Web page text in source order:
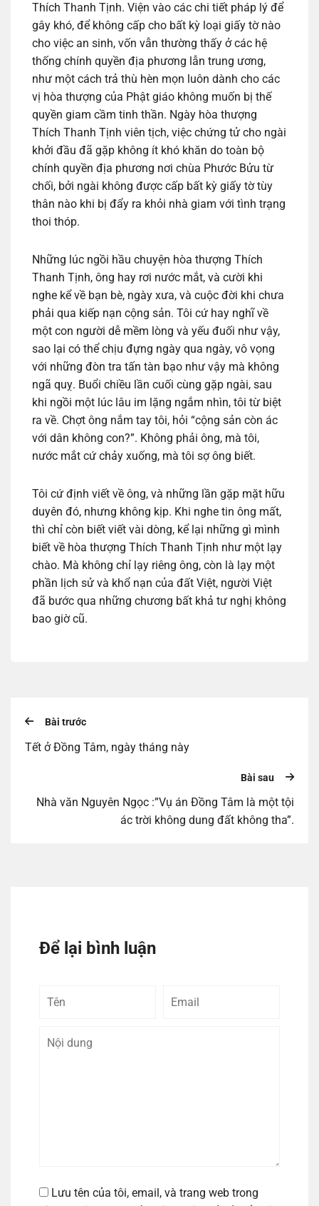
Thích Thanh Tịnh. Viện vào các chi tiết pháp lý để
gây khó, để không cấp cho bất kỳ loại giấy tờ nào
cho việc an sinh, vốn vẫn thường thấy ở các hệ
thống chính quyền địa phương lẫn trung ương,
như một cách trả thù hèn mọn luôn dành cho các
vị hòa thượng của Phật giáo không muốn bị thế
quyền giam cầm tinh thần. Ngày hòa thượng
Thích Thanh Tịnh viên tịch, việc chứng tử cho ngài
khởi đầu đã gặp không ít khó khăn do toàn bộ
chính quyền địa phương nơi chùa Phước Bửu từ
chối, bởi ngài không được cấp bất kỳ giấy tờ tùy
thân nào khi bị đẩy ra khỏi nhà giam với tình trạng
thoi thóp.
Những lúc ngồi hầu chuyện hòa thượng Thích
Thanh Tịnh, ông hay rơi nước mắt, và cười khi
nghe kể về bạn bè, ngày xưa, và cuộc đời khi chưa
phải qua kiếp nạn cộng sản. Tôi cứ hay nghĩ về
một con người dễ mềm lòng và yếu đuối như vậy,
sao lại có thể chịu đựng ngày qua ngày, vô vọng
với những đòn tra tấn tàn bạo như vậy mà không
ngã quỵ. Buổi chiều lần cuối cùng gặp ngài, sau
khi ngồi một lúc lâu im lặng ngắm nhìn, tôi từ biệt
ra về. Chợt ông nắm tay tôi, hỏi “cộng sản còn ác
với dân không con?”. Không phải ông, mà tôi,
nước mắt cứ chảy xuống, mà tôi sợ ông biết.
Tôi cứ định viết về ông, và những lần gặp mặt hữu
duyên đó, nhưng không kịp. Khi nghe tin ông mất,
thì chỉ còn biết viết vài dòng, kể lại những gì mình
biết về hòa thượng Thích Thanh Tịnh như một lạy
chào. Mà không chỉ lạy riêng ông, còn là lạy một
phần lịch sử và khổ nạn của đất Việt, người Việt
đã bước qua những chương bất khả tư nghị không
bao giờ cũ.
Bài trước
Tết ở Đồng Tâm, ngày tháng này
Bài sau
Nhà văn Nguyên Ngọc :”Vụ án Đồng Tâm là một tội
ác trời không dung đất không tha”.
Để lại bình luận
Tên
Lưu tên của tôi, email, và trang web trong